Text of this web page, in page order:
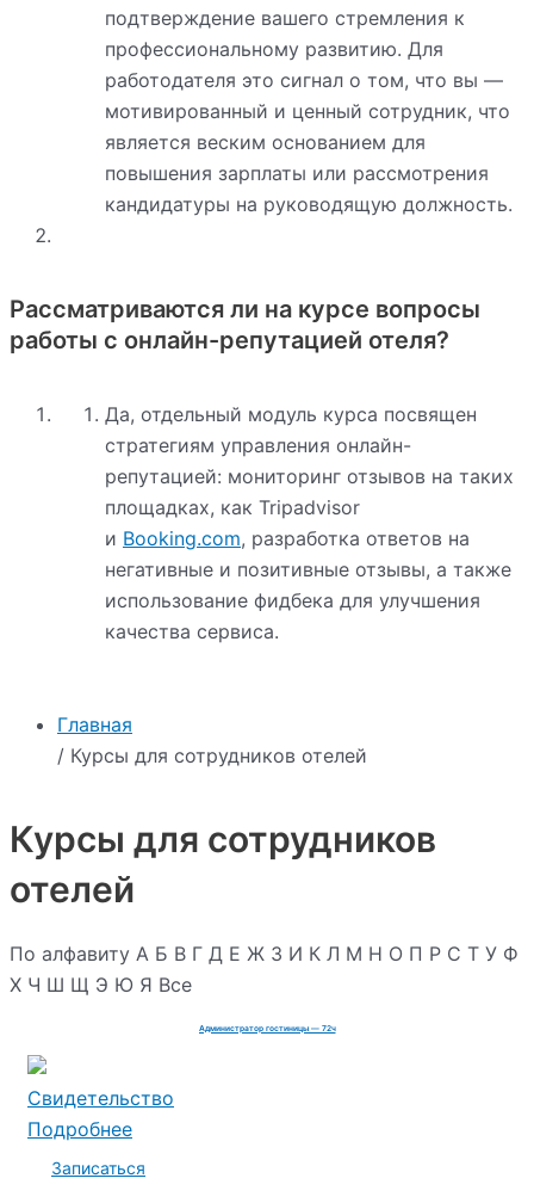
Главная
/ Курсы для сотрудников отелей
Курсы для сотрудников
отелей
По алфавиту А Б В Г Д Е Ж З И К Л М Н О П Р С Т У Ф
Х Ч Ш Щ Э Ю Я Все
Администратор гостиницы — 72ч
Свидетельство
Подробнее
Записаться
подтверждение вашего стремления к
профессиональному развитию. Для
работодателя это сигнал о том, что вы —
мотивированный и ценный сотрудник, что
является веским основанием для
повышения зарплаты или рассмотрения
кандидатуры на руководящую должность.
Рассматриваются ли на курсе вопросы
работы с онлайн-репутацией отеля?
Да, отдельный модуль курса посвящен
стратегиям управления онлайн-
репутацией: мониторинг отзывов на таких
площадках, как Tripadvisor
и Booking.com, разработка ответов на
негативные и позитивные отзывы, а также
использование фидбека для улучшения
качества сервиса.